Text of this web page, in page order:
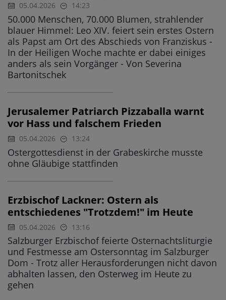
05.04.2026 14:23
50.000 Menschen, 70.000 Blumen, strahlender
blauer Himmel: Leo XIV. feiert sein erstes Ostern
als Papst am Ort des Abschieds von Franziskus -
In der Heiligen Woche machte er dabei einiges
anders als sein Vorgänger - Von Severina
Bartonitschek
Jerusalemer Patriarch Pizzaballa warnt
vor Hass und falschem Frieden
05.04.2026 13:24
Ostergottesdienst in der Grabeskirche musste
ohne Gläubige stattfinden
Erzbischof Lackner: Ostern als
entschiedenes "Trotzdem!" im Heute
05.04.2026 13:16
Salzburger Erzbischof feierte Osternachtsliturgie
und Festmesse am Ostersonntag im Salzburger
Dom - Trotz aller Herausforderungen nicht davon
abhalten lassen, den Osterweg im Heute zu
gehen